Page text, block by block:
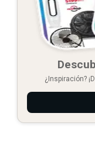
¿Inspiración?